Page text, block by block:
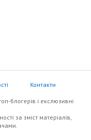
Контакти
блогерів i екслюзивнi
за зміст матеріалів,